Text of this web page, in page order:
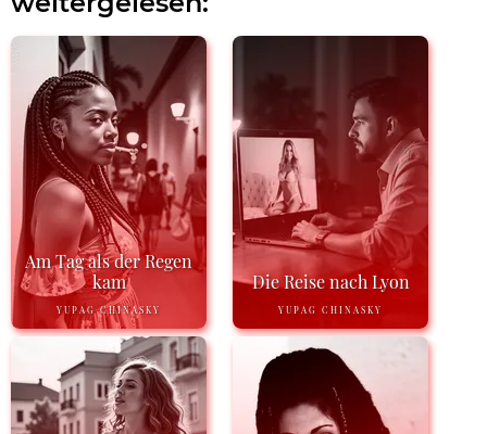
Am Tag als der Regen
kam
YUPAG CHINASKY
Die Reise nach Lyon
YUPAG CHINASKY